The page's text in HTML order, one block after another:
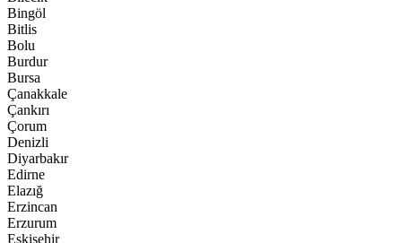
Bingöl
Bitlis
Bolu
Burdur
Bursa
Çanakkale
Çankırı
Çorum
Denizli
Diyarbakır
Edirne
Elazığ
Erzincan
Erzurum
Eskişehir